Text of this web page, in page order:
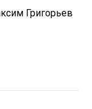
Григорьев